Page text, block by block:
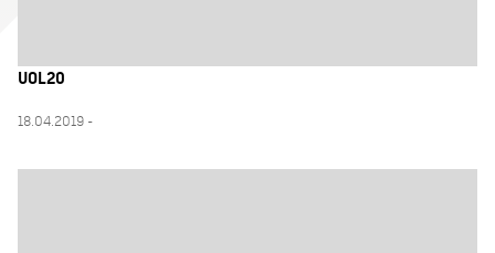
UOL20
18.04.2019 -